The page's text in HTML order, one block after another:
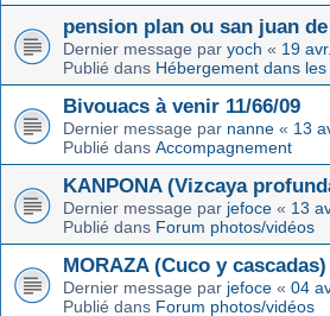
pension plan ou san juan
Dernier message par yoch « 19
Publié dans Hébergement dans
Bivouacs à venir 11/66/09
Dernier message par nanne « 13
Publié dans Accompagnement
KANPONA (Vizcaya
Dernier message par jefoce « 13
Publié dans Forum photos/vidéos
MORAZA (Cuco y cascadas)
Dernier message par jefoce « 04
Publié dans Forum photos/vidéos